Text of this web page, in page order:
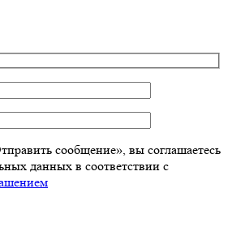
сообщение», вы соглашаетесь
данных в соответствии с